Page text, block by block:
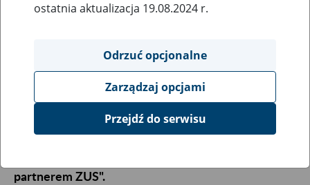
Społecznych nie da się przecenić. Dzięki ich
uczestnictwu w pracy ZUS możliwe jest
prawidłowe realizowanie przez Zakład wielu
ważnych zadań - to słowa Władysława Kosiniaka-
Kamysza, Ministra Pracy i Polityki Społecznej,
partnerem ZUS".
ostatnia aktualizacja 19.08.2024 r.
Odrzuć opcjonalne
Zarządzaj opcjami
Przejdź do serwisu